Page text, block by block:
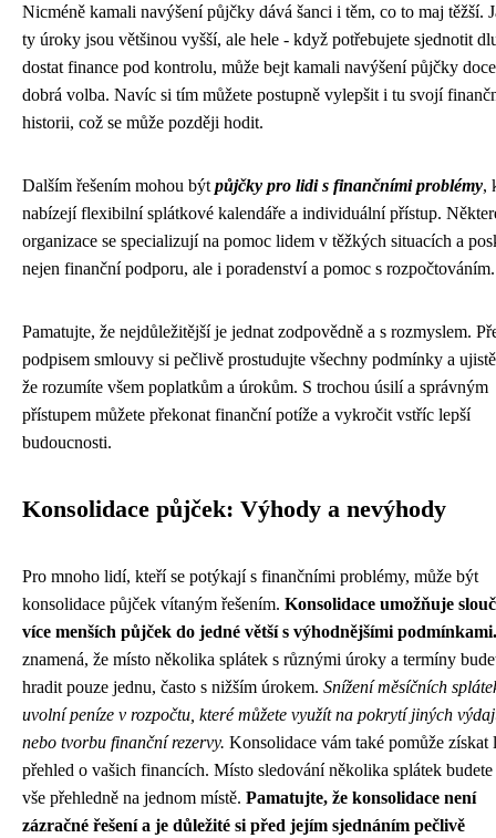
Nicméně kamali navýšení půjčky dává šanci i těm, co to maj těžší.
ty úroky jsou většinou vyšší, ale hele - když potřebujete sjednotit
dostat finance pod kontrolu, může bejt kamali navýšení půjčky
dobrá volba. Navíc si tím můžete postupně vylepšit i tu svojí
historii, což se může později hodit.
Dalším řešením mohou být půjčky pro lidi s finančními problémy,
nabízejí flexibilní splátkové kalendáře a individuální přístup.
organizace se specializují na pomoc lidem v těžkých situacích a
nejen finanční podporu, ale i poradenství a pomoc s rozpočtováním.
Pamatujte, že nejdůležitější je jednat zodpovědně a s rozmyslem.
podpisem smlouvy si pečlivě prostudujte všechny podmínky a
že rozumíte všem poplatkům a úrokům. S trochou úsilí a správným
přístupem můžete překonat finanční potíže a vykročit vstříc lepší
budoucnosti.
Konsolidace půjček: Výhody a nevýhody
Pro mnoho lidí, kteří se potýkají s finančními problémy, může být
konsolidace půjček vítaným řešením. Konsolidace umožňuje
více menších půjček do jedné větší s výhodnějšími podmínkami.
znamená, že místo několika splátek s různými úroky a termíny
hradit pouze jednu, často s nižším úrokem. Snížení měsíčních
uvolní peníze v rozpočtu, které můžete využít na pokrytí jiných
nebo tvorbu finanční rezervy. Konsolidace vám také pomůže získat
přehled o vašich financích. Místo sledování několika splátek
vše přehledně na jednom místě. Pamatujte, že konsolidace není
zázračné řešení a je důležité si před jejím sjednáním pečlivě